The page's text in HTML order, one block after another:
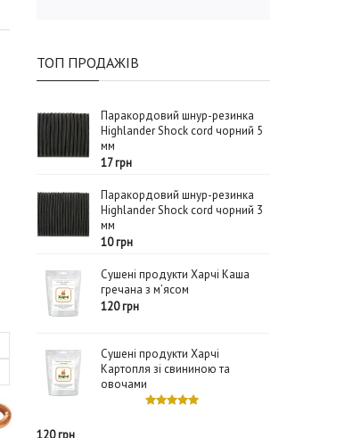
ТОП ПРОДАЖІВ
Паракордовий шнур-резинка
Highlander Shock cord чорний 5
мм
17 грн
Паракордовий шнур-резинка
Highlander Shock cord чорний 3
мм
10 грн
Сушені продукти Харчі Каша
гречана з м’ясом
120 грн
Сушені продукти Харчі
Картопля зі свининою та
овочами
120 грн